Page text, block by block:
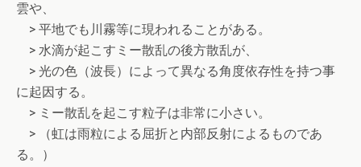
雲や、
> 平地でも川霧等に現われることがある。
> 水滴が起こすミー散乱の後方散乱が、
> 光の色（波長）によって異なる角度依存性を持つ事
に起因する。
> ミー散乱を起こす粒子は非常に小さい。
> （虹は雨粒による屈折と内部反射によるものであ
る。）